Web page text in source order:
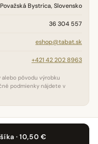
Bystrica, Slovensko
36 304 557
eshop@tabat.sk
+421 42 202 8963
pôvodu výrobku
podmienky nájdete v
· 10,50 €